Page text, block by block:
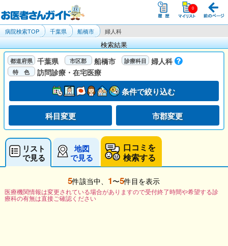
病院検索TOP 千葉県 船橋市 婦人科
検索結果
千葉県 船橋市
婦人科
訪問診療・在宅医療
条件で絞り込む
科目変更 市郡変更
リスト
で見る
地図
で見る
口コミを
検索する
5件該当中、 1〜5件目を表示
医療機関情報は変更されている場合がありますので受付終了時間や希望する診
療科の有無は直接ご確認ください